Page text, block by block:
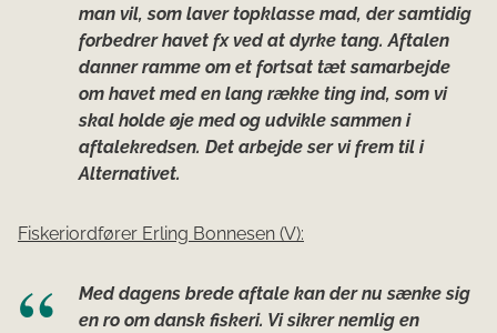
man vil, som laver topklasse mad, der samtidig
forbedrer havet fx ved at dyrke tang. Aftalen
danner ramme om et fortsat tæt samarbejde
om havet med en lang række ting ind, som vi
skal holde øje med og udvikle sammen i
aftalekredsen. Det arbejde ser vi frem til i
Alternativet.
Fiskeriordfører Erling Bonnesen (V):
Med dagens brede aftale kan der nu sænke sig
en ro om dansk fiskeri. Vi sikrer nemlig en